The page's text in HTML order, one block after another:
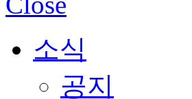
소식
공지